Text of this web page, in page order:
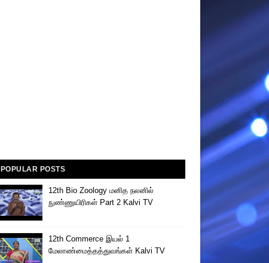
POPULAR POSTS
12th Bio Zoology மனித நலனில்
நுண்ணுயிரிகள் Part 2 Kalvi TV
12th Commerce இயல் 1
மேலாண்மைத்தத்துவங்கள் Kalvi TV